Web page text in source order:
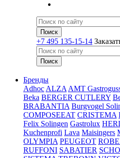
+7 495 135-15-14
Бренды
Adhoc ALZA AMT
Beka BERGER CUTLERY
BRABANTIA Burgvogel
COMPOSEEAT CRISTEMA
Felix Solingen Gastrolux
Kuchenprofi Lava Maisingers
OLYMPIA PEUGEOT
RUFFONI SABATIER